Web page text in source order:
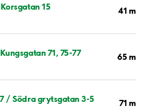
15 41 m
71, 75-77 65 m
/ Södra grytsgatan 3-5 71 m